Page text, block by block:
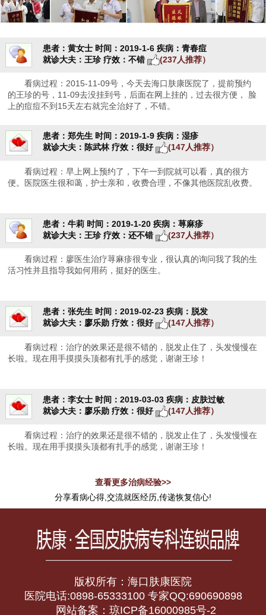
患者：黄女士 时间：2019-1-6 疾病：青春痘
就诊大夫：王珍 疗效：不错 (237人推荐）
看病过程：2015-11-09号，今天去海口肤康医院了，提前预约
的王珍的号，11-09去没挂到号，后面在网上挂的，过去很方便， 脸
上的痘痘不到15天左右就完全治好了，不错。
患者：郑先生 时间：2019-1-9 疾病：湿疹
就诊大夫：陈武林 疗效：很好 (147人推荐）
看病过程：早上网上预约了，下午一到院就可以看，真的很方
便。医院医生很和蔼，护士亲和，收费合理，不像其他医院乱收费。
患者：牛莉 时间：2019-1-20 疾病：荨麻疹
就诊大夫：王珍 疗效：还不错 (237人推荐）
看病过程：廖医生治疗荨麻疹很专业，很认真的询问我了我的生
活习性并且指导我如何用药，挺好的医生。
患者：张先生 时间：2019-02-23 疾病：脱发
就诊大夫：廖乐勋 疗效：很好 (147人推荐）
看病过程：治疗的效果还是很不错的，脱发止住了，头发慢慢在
长啦。现在用手摸摸头顶都有扎手的感觉，谢谢王珍！
患者：李女士 时间：2019-03-03 疾病：皮肤过敏
就诊大夫：廖乐勋 疗效：很好 (147人推荐）
看病过程：治疗的效果还是很不错的，脱发止住了，头发慢慢在
长啦。现在用手摸摸头顶都有扎手的感觉，谢谢王珍！
查看更多治病经验>>
分享看病心得,交流就医经历,传递恢复信心!
版权所有：海口肤康医院
医院电话:0898-65333100 专家QQ:690690898
网站备案：琼ICP备16000985号-2